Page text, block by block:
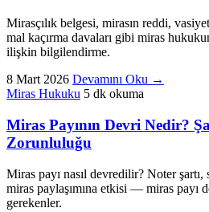
Mirasçılık belgesi, mirasın reddi,
mal kaçırma davaları gibi miras
ilişkin bilgilendirme.
8 Mart 2026 Devamını Oku →
Miras Hukuku 5 dk okuma
Miras Payının Devri Nedir?
Zorunluluğu
Miras payı nasıl devredilir? Noter
miras paylaşımına etkisi — miras payı
gerekenler.